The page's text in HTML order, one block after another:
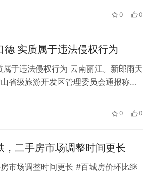
营业收入1.61万亿元，比上年同期增
亿元，比上年…
0 0
实质属于违法侵权行为
于违法侵权行为 云南丽江。新郎雨天
省级旅游开发区管理委员会通报称，
胡乱调侃，拿他人的不幸开起玩笑，
0 0
二手房市场调整时间更长
市场调整时间更长 #百城房价环比继